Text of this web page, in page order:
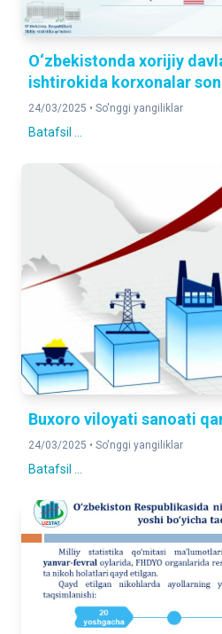
O‘zbekistonda xorijiy
ishtirokida korxonalar
24/03/2025 • So'nggi yangiliklar
Batafsil ...
Buxoro viloyati sanoati
24/03/2025 • So'nggi yangiliklar
Batafsil ...